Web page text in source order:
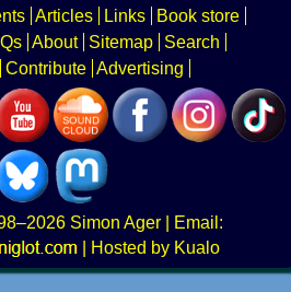
Articles Links
Book store
About Sitemap
Search
Contribute Advertising
Simon Ager | Email:
|
Hosted by Kualo